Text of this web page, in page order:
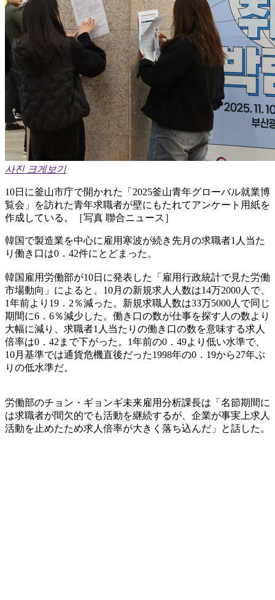
사진 크게보기
10日に釜山市庁で開かれた「2025釜山青年グローバル就業博
覧会」を訪れた青年求職者が壁にもたれてアンケート用紙を
作成している。［写真 聯合ニュース］
韓国で製造業を中心に雇用寒波が続き先月の求職者1人当た
り働き口は0．42件にとどまった。
韓国雇用労働部が10日に発表した「雇用行政統計で見た労働
市場動向」によると、10月の新規求人人数は14万2000人で、
1年前より19．2％減った。新規求職人数は33万5000人で同じ
期間に6．6％減少した。働き口の数が仕事を探す人の数より
大幅に減り、求職者1人当たりの働き口の数を意味する求人
倍率は0．42まで下がった。1年前の0．49より低い水準で、
10月基準では通貨危機直後だった1998年の0．19から27年ぶ
りの低水準だ。
労働部のチョン・ギョンギ未来雇用分析課長は「名節期間に
は求職者が間欠的でも活動を継続するが、企業が事実上求人
活動を止めたため求人倍率が大きく落ち込んだ」と話した。